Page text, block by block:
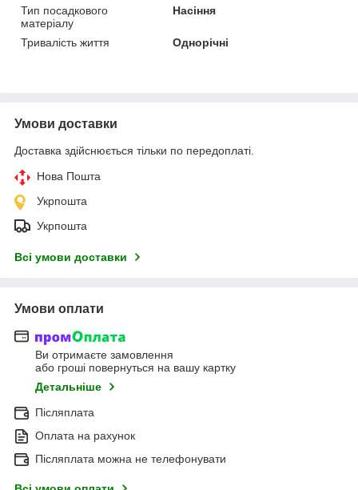
Тип посадкового
матеріалу
Насіння
Тривалість життя Однорічні
Умови доставки
Доставка здійснюється тільки по передоплаті.
Нова Пошта
Укрпошта
Укрпошта
Всі умови доставки
Умови оплати
Ви отримаєте замовлення
або гроші повернуться на вашу картку
Детальніше
Післяплата
Оплата на рахунок
Післяплата можна не телефонувати